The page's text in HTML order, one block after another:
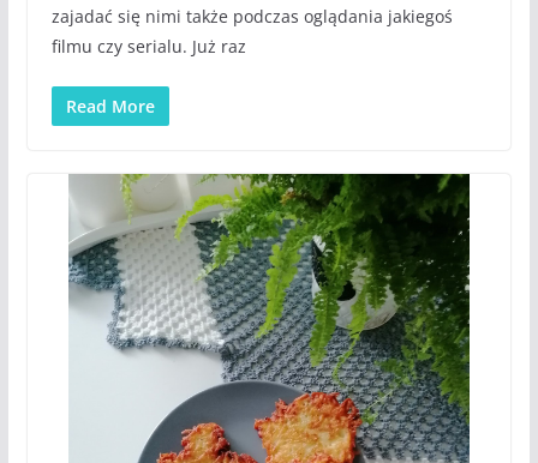
zajadać się nimi także podczas oglądania jakiegoś
filmu czy serialu. Już raz
Read More